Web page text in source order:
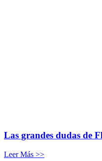
Las grandes dudas de
Leer Más >>